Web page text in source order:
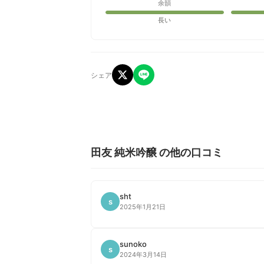
余韻
長い
シェア
田友 純米吟醸 の他の口コミ
s
sht
2025年1月21日
s
sunoko
2024年3月14日